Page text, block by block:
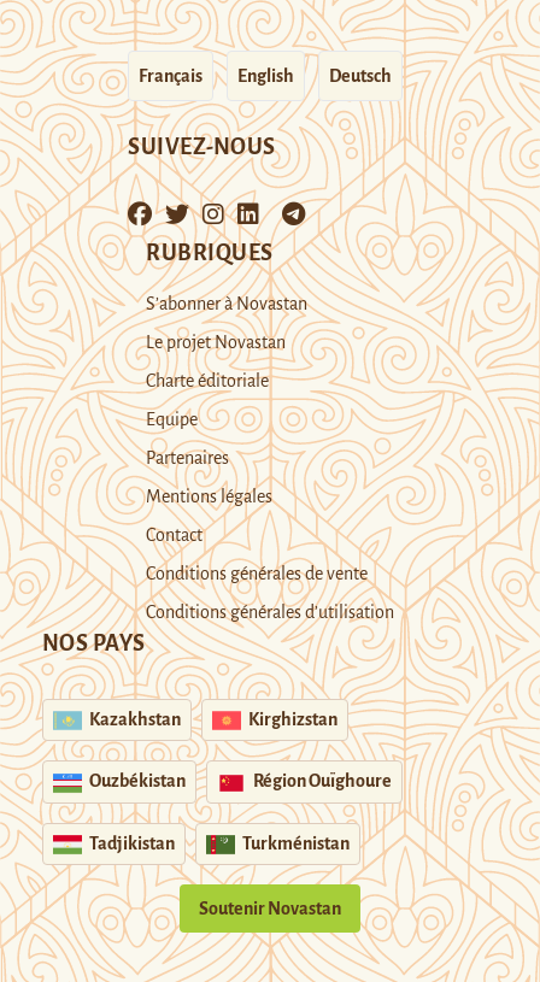
Français English Deutsch
SUIVEZ-NOUS
RUBRIQUES
S’abonner à Novastan
Le projet Novastan
Charte éditoriale
Equipe
Partenaires
Mentions légales
Contact
Conditions générales de vente
Conditions générales d’utilisation
NOS PAYS
Kazakhstan Kirghizstan
Ouzbékistan Région Ouïghoure
Tadjikistan Turkménistan
Soutenir Novastan